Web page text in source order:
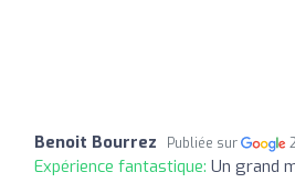
Benoit Bourrez Publiée sur
Expérience fantastique: Un grand